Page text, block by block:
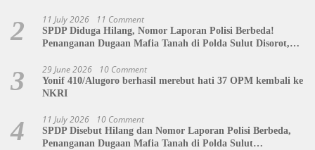
2 11 July 2026 11 Comment
SPDP Diduga Hilang, Nomor Laporan Polisi Berbeda!
Penanganan Dugaan Mafia Tanah di Polda Sulut Disorot,
3 29 June 2026 10 Comment
Yonif 410/Alugoro berhasil merebut hati 37 OPM kembali ke
NKRI
4 11 July 2026 10 Comment
SPDP Disebut Hilang dan Nomor Laporan Polisi Berbeda,
Penanganan Dugaan Mafia Tanah di Polda Sulut